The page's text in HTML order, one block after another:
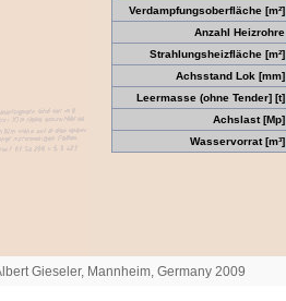
Verdampfungsoberfläche [m²]
Anzahl Heizrohre
Strahlungsheizfläche [m²]
Achsstand Lok [mm]
Leermasse (ohne Tender] [t]
Achslast [Mp]
Wasservorrat [m³]
Gieseler, Mannheim, Germany 2009